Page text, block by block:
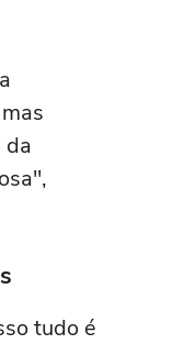
da
tudo é